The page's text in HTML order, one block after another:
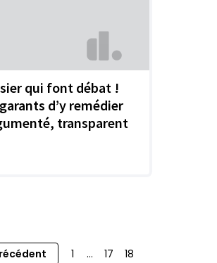
qui font débat !
d’y remédier
transparent
1 … 17
18